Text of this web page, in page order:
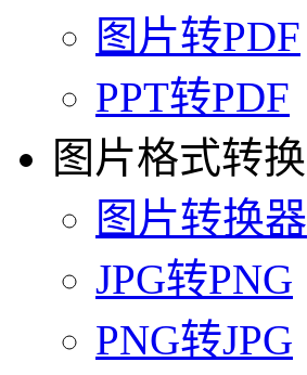
图片转PDF
PPT转PDF
图片格式转换
图片转换器
JPG转PNG
PNG转JPG